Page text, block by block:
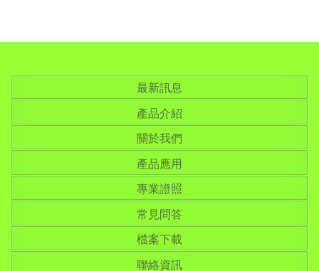
最新訊息
產品介紹
關於我們
產品應用
專業證照
常見問答
檔案下載
聯絡資訊